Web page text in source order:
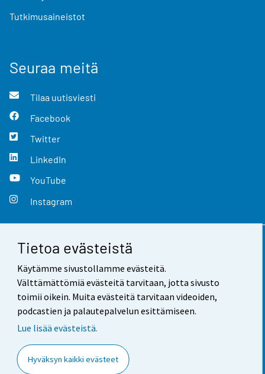
Tietoa evästeistä
Käytämme sivustollamme evästeitä.
Välttämättömiä evästeitä tarvitaan, jotta sivusto
toimii oikein. Muita evästeitä tarvitaan videoiden,
podcastien ja palautepalvelun esittämiseen.
Lue lisää evästeistä.
Hyväksyn kaikki evästeet
Tutkimusaineistot
Seuraa meitä
Tilaa uutisviesti
Facebook
Twitter
LinkedIn
YouTube
Instagram
Yhteystiedot
Palaute
Käyttöehdot
Saavutettavuus
Tietoa sivustosta